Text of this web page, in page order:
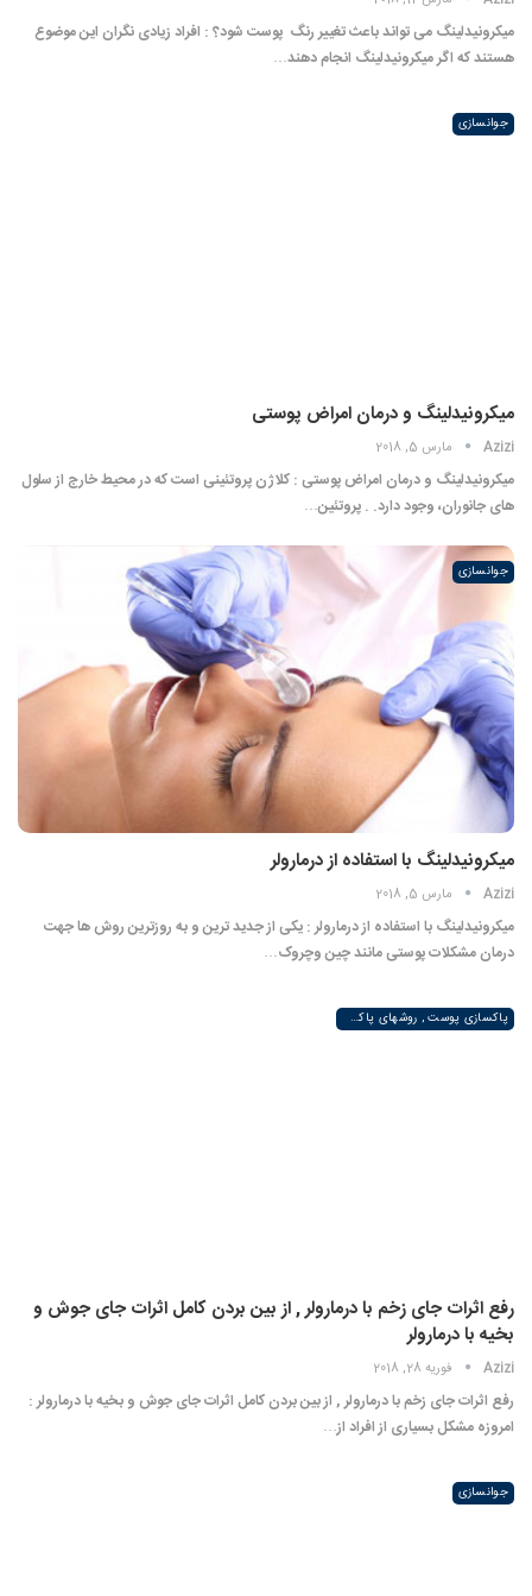
میکرونیدلینگ می تواند باعث تغییر رنگ ‍ پوست شود؟ : افراد زیادی نگران این موضوع
هستند که اگر میکرونیدلینگ انجام دهند…
جوانسازی
میکرونیدلینگ و درمان امراض پوستی
Azizi مارس 5, 2018
میکرونیدلینگ و درمان امراض پوستی : کلاژن پروتئینی است که در محیط خارج از سلول
های جانوران، وجود دارد. . پروتئین…
جوانسازی
میکرونیدلینگ با استفاده از درمارولر
Azizi مارس 5, 2018
میکرونیدلینگ با استفاده از درمارولر : یکی از جدید ترین و به روزترین روش ها جهت
درمان مشکلات پوستی مانند چین وچروک…
پاکسازی پوست , روشهای پاکسازی پوست صورت و دست , پاکسازی انواع مختلف پوست | لیزر لند
رفع اثرات جای زخم با درمارولر , از بین بردن کامل اثرات جای جوش و
بخیه با درمارولر
Azizi فوریه 28, 2018
رفع اثرات جای زخم با درمارولر , از بین بردن کامل اثرات جای جوش و بخیه با درمارولر :
امروزه مشکل بسیاری از افراد از…
جوانسازی